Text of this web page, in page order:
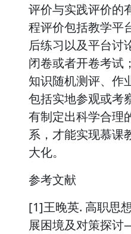
评价与实践评价的
程评价包括教学平
后练习以及平台讨
闭卷或者开卷考试
知识随机测评、作
包括实地参观或考
有制定出科学合理
系，才能实现慕课
大化。
参考文献
[1]王晚英. 高职思
展困境及对策探